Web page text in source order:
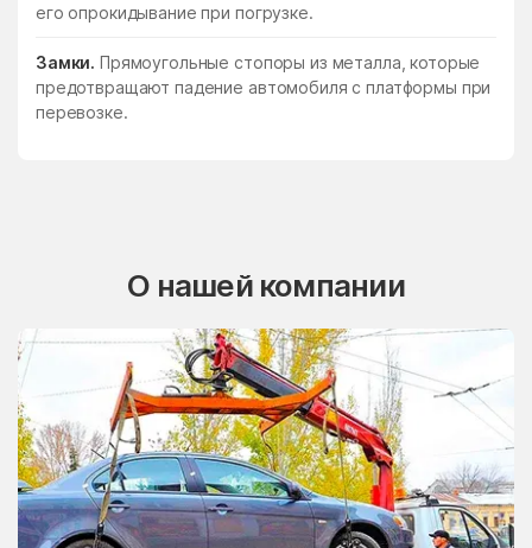
его опрокидывание при погрузке.
Замки. Прямоугольные стопоры из металла, которые
предотвращают падение автомобиля с платформы при
перевозке.
О нашей компании